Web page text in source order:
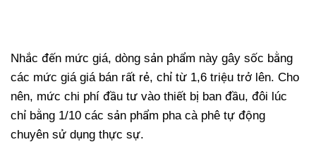
Nhắc đến mức giá, dòng sản phẩm này gây sốc bằng
các mức giá giá bán rất rẻ, chỉ từ 1,6 triệu trở lên. Cho
nên, mức chi phí đầu tư vào thiết bị ban đầu, đôi lúc
chỉ bằng 1/10 các sản phẩm pha cà phê tự động
chuyên sử dụng thực sự.